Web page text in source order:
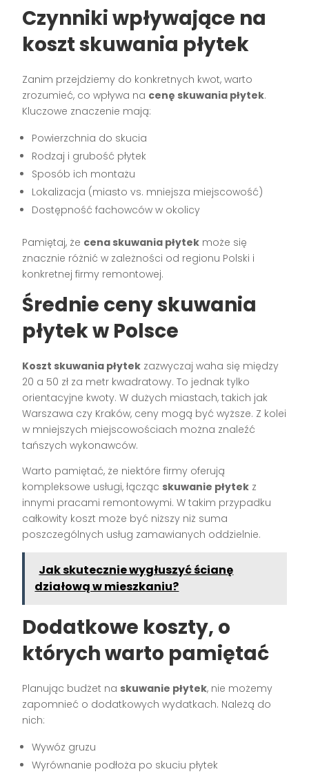
Czynniki wpływające na
koszt skuwania płytek
Zanim przejdziemy do konkretnych kwot, warto
zrozumieć, co wpływa na cenę skuwania płytek.
Kluczowe znaczenie mają:
Powierzchnia do skucia
Rodzaj i grubość płytek
Sposób ich montażu
Lokalizacja (miasto vs. mniejsza miejscowość)
Dostępność fachowców w okolicy
Pamiętaj, że cena skuwania płytek może się
znacznie różnić w zależności od regionu Polski i
konkretnej firmy remontowej.
Średnie ceny skuwania
płytek w Polsce
Koszt skuwania płytek zazwyczaj waha się między
20 a 50 zł za metr kwadratowy. To jednak tylko
orientacyjne kwoty. W dużych miastach, takich jak
Warszawa czy Kraków, ceny mogą być wyższe. Z kolei
w mniejszych miejscowościach można znaleźć
tańszych wykonawców.
Warto pamiętać, że niektóre firmy oferują
kompleksowe usługi, łącząc skuwanie płytek z
innymi pracami remontowymi. W takim przypadku
całkowity koszt może być niższy niż suma
poszczególnych usług zamawianych oddzielnie.
Jak skutecznie wygłuszyć ścianę
działową w mieszkaniu?
Dodatkowe koszty, o
których warto pamiętać
Planując budżet na skuwanie płytek, nie możemy
zapomnieć o dodatkowych wydatkach. Należą do
nich:
Wywóz gruzu
Wyrównanie podłoża po skuciu płytek